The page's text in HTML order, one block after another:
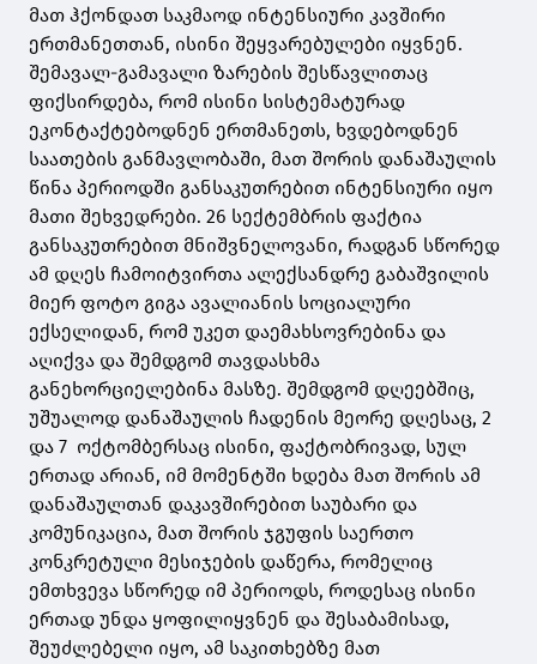
მათ ჰქონდათ საკმაოდ ინტენსიური კავშირი
ერთმანეთთან, ისინი შეყვარებულები იყვნენ.
შემავალ-გამავალი ზარების შესწავლითაც
ფიქსირდება, რომ ისინი სისტემატურად
ეკონტაქტებოდნენ ერთმანეთს, ხვდებოდნენ
საათების განმავლობაში, მათ შორის დანაშაულის
წინა პერიოდში განსაკუთრებით ინტენსიური იყო
მათი შეხვედრები. 26 სექტემბრის ფაქტია
განსაკუთრებით მნიშვნელოვანი, რადგან სწორედ
ამ დღეს ჩამოიტვირთა ალექსანდრე გაბაშვილის
მიერ ფოტო გიგა ავალიანის სოციალური
ექსელიდან, რომ უკეთ დაემახსოვრებინა და
აღიქვა და შემდგომ თავდასხმა
განეხორციელებინა მასზე. შემდგომ დღეებშიც,
უშუალოდ დანაშაულის ჩადენის მეორე დღესაც, 2
და 7 ოქტომბერსაც ისინი, ფაქტობრივად, სულ
ერთად არიან, იმ მომენტში ხდება მათ შორის ამ
დანაშაულთან დაკავშირებით საუბარი და
კომუნიკაცია, მათ შორის ჯგუფის საერთო
კონკრეტული მესიჯების დაწერა, რომელიც
ემთხვევა სწორედ იმ პერიოდს, როდესაც ისინი
ერთად უნდა ყოფილიყვნენ და შესაბამისად,
შეუძლებელი იყო, ამ საკითხებზე მათ